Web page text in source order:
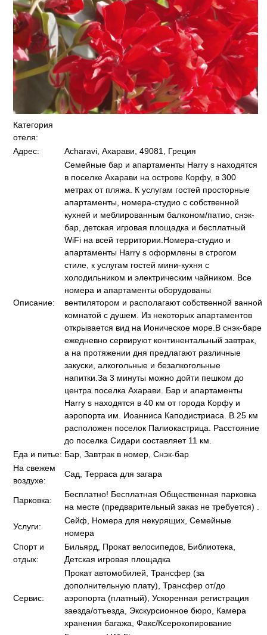
Категория
отеля:
Адрес:
Acharavi, Ахарави, 49081, Греция
Описание:
Семейные бар и апартаменты Harry s находятся
в поселке Ахарави на острове Корфу, в 300
метрах от пляжа. К услугам гостей просторные
апартаменты, номера-студио с собственной
кухней и меблированным балконом/патио, снэк-
бар, детская игровая площадка и бесплатный
WiFi на всей территории.Номера-студио и
апартаменты Harry s оформлены в строгом
стиле, к услугам гостей мини-кухня с
холодильником и электрическим чайником. Все
номера и апартаменты оборудованы
вентилятором и располагают собственной ванной
комнатой с душем. Из некоторых апартаментов
открывается вид на Ионическое море.В снэк-баре
ежедневно сервируют континентальный завтрак,
а на протяжении дня предлагают различные
закуски, алкогольные и безалкогольные
напитки.За 3 минуты можно дойти пешком до
центра поселка Ахарави. Бар и апартаменты
Harry s находятся в 40 км от города Корфу и
аэропорта им. Иоанниса Каподистриаса. В 25 км
расположен поселок Палиокастрица. Расстояние
до поселка Сидари составляет 11 км.
Еда и питье: Бар, Завтрак в номер, Снэк-бар
На свежем
воздухе:
Сад, Терраса для загара
Парковка:
Бесплатно! Бесплатная Общественная парковка
на месте (предварительный заказ не требуется) .
Услуги:
Сейф, Номера для некурящих, Семейные
номера
Спорт и
отдых:
Бильярд, Прокат велосипедов, Библиотека,
Детская игровая площадка
Сервис:
Прокат автомобилей, Трансфер (за
дополнительную плату), Трансфер от/до
аэропорта (платный), Ускоренная регистрация
заезда/отъезда, Экскурсионное бюро, Камера
хранения багажа, Факс/Ксерокопирование